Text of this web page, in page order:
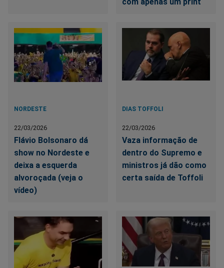
NORDESTE
22/03/2026
Flávio Bolsonaro dá
show no Nordeste e
deixa a esquerda
alvoroçada (veja o
vídeo)
DIAS TOFFOLI
22/03/2026
Vaza informação de
dentro do Supremo e
ministros já dão como
certa saída de Toffoli